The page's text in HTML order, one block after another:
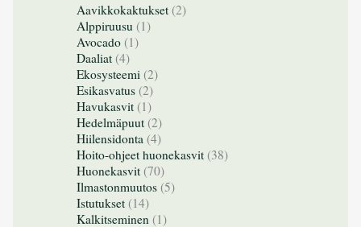
Aavikkokaktukset(2)
Alppiruusu (1)
Avocado(1)
Daaliat(4)
Ekosysteemi (2)
Esikasvatus(2)
Havukasvit(1)
Hedelmäpuut(2)
Hiilensidonta (4)
Hoito-ohjeet huonekasvit(38)
Huonekasvit(70)
Ilmastonmuutos(5)
Istutukset(14)
Kalkitseminen (1)